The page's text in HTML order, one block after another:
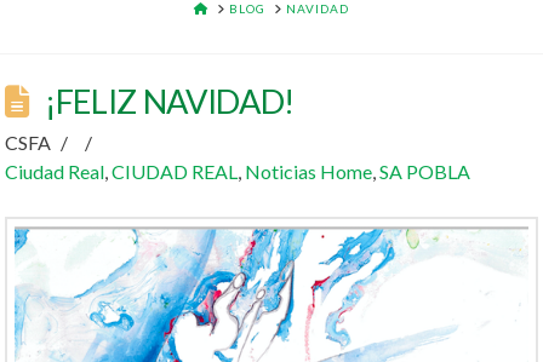
HOME
BLOG NAVIDAD
¡FELIZ NAVIDAD!
CSFA
Ciudad Real,CIUDAD REAL, Noticias Home,SA POBLA